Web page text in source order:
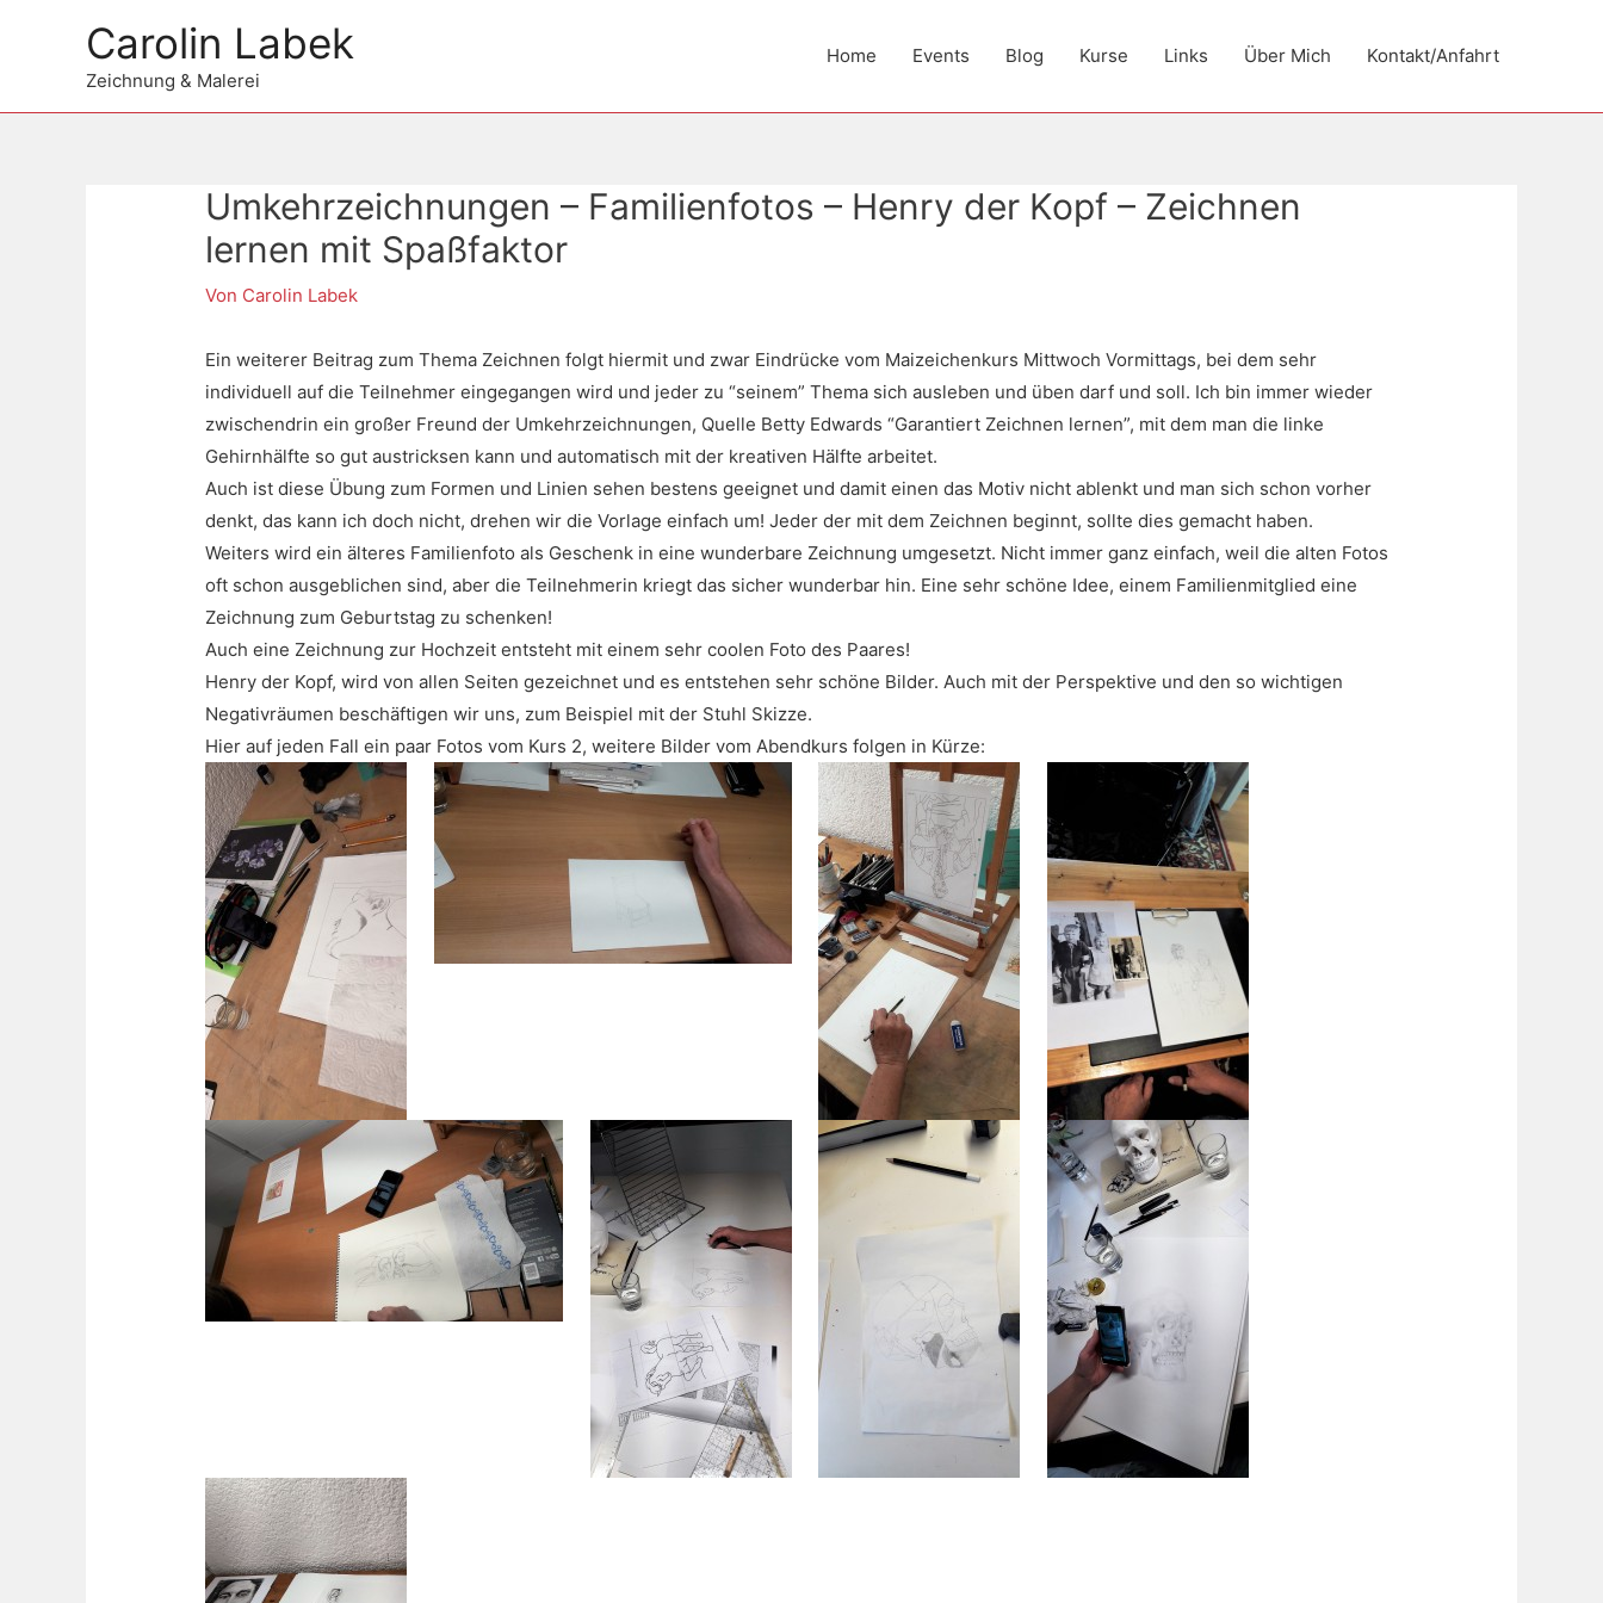
Carolin Labek
Zeichnung & Malerei
Home Events Blog Kurse Links Über Mich Kontakt/Anfahrt
Umkehrzeichnungen – Familienfotos – Henry der Kopf – Zeichnen
lernen mit Spaßfaktor
Von Carolin Labek
Ein weiterer Beitrag zum Thema Zeichnen folgt hiermit und zwar Eindrücke vom Maizeichenkurs Mittwoch Vormittags, bei dem sehr
individuell auf die Teilnehmer eingegangen wird und jeder zu “seinem” Thema sich ausleben und üben darf und soll. Ich bin immer wieder
zwischendrin ein großer Freund der Umkehrzeichnungen, Quelle Betty Edwards “Garantiert Zeichnen lernen”, mit dem man die linke
Gehirnhälfte so gut austricksen kann und automatisch mit der kreativen Hälfte arbeitet.
Auch ist diese Übung zum Formen und Linien sehen bestens geeignet und damit einen das Motiv nicht ablenkt und man sich schon vorher
denkt, das kann ich doch nicht, drehen wir die Vorlage einfach um! Jeder der mit dem Zeichnen beginnt, sollte dies gemacht haben.
Weiters wird ein älteres Familienfoto als Geschenk in eine wunderbare Zeichnung umgesetzt. Nicht immer ganz einfach, weil die alten Fotos
oft schon ausgeblichen sind, aber die Teilnehmerin kriegt das sicher wunderbar hin. Eine sehr schöne Idee, einem Familienmitglied eine
Zeichnung zum Geburtstag zu schenken!
Auch eine Zeichnung zur Hochzeit entsteht mit einem sehr coolen Foto des Paares!
Henry der Kopf, wird von allen Seiten gezeichnet und es entstehen sehr schöne Bilder. Auch mit der Perspektive und den so wichtigen
Negativräumen beschäftigen wir uns, zum Beispiel mit der Stuhl Skizze.
Hier auf jeden Fall ein paar Fotos vom Kurs 2, weitere Bilder vom Abendkurs folgen in Kürze:
Beitragsnavigation